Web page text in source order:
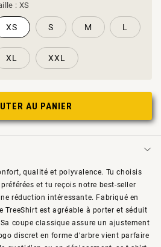
: XS
XS S M L
XL XXL
AU PANIER
qualité et polyvalence. Tu choisis
et tu reçois notre best-seller
réduction intéressante. Fabriqué en
TreeShirt est agréable à porter et séduit
coupe classique assure un ajustement
discret en forme d'arbre vient parfaire